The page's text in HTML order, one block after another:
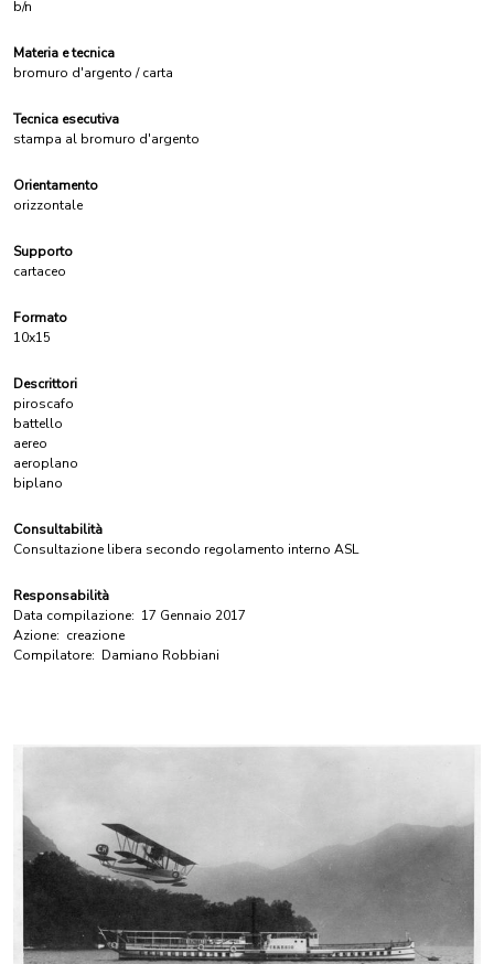
b/n
Materia e tecnica
bromuro d'argento / carta
Tecnica esecutiva
stampa al bromuro d'argento
Orientamento
orizzontale
Supporto
cartaceo
Formato
10x15
Descrittori
piroscafo
battello
aereo
aeroplano
biplano
Consultabilità
Consultazione libera secondo regolamento interno ASL
Responsabilità
Data compilazione: 17 Gennaio 2017
Azione: creazione
Compilatore: Damiano Robbiani